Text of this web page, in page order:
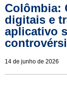
Colômbia:
digitais e
aplicativo
14 de junho de 2026